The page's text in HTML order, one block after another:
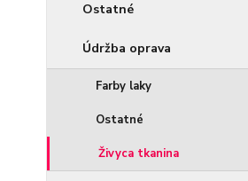
Ostatné
Údržba oprava
Farby laky
Ostatné
Živyca tkanina